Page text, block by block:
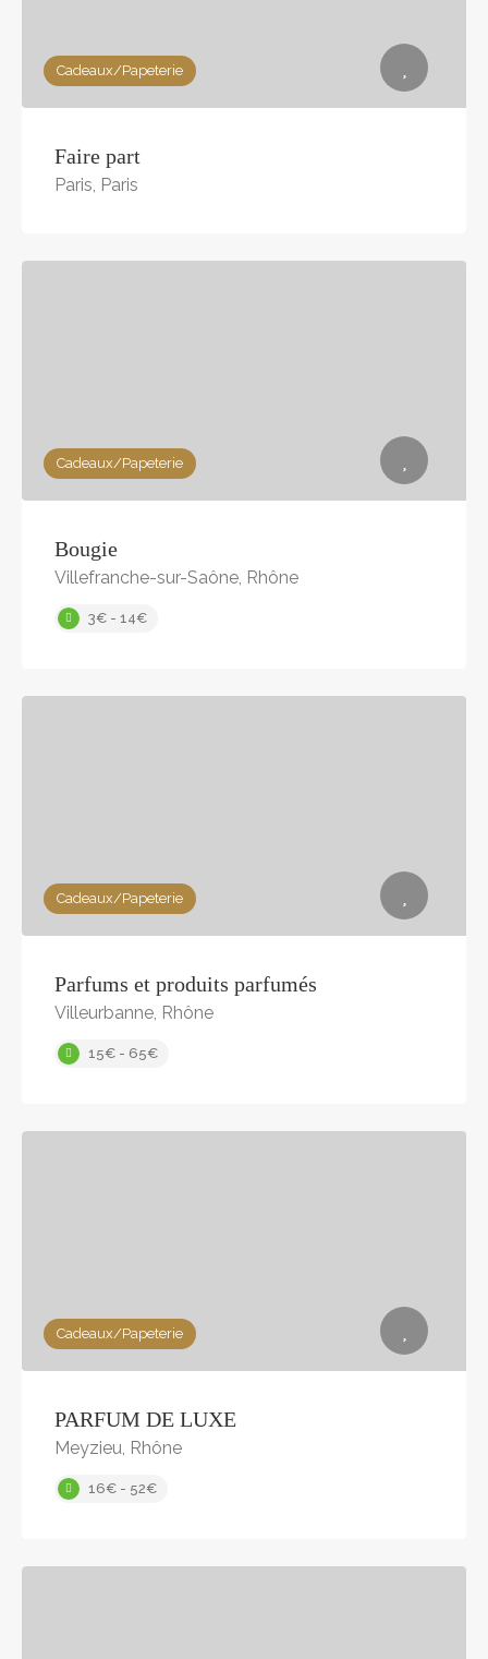
Cadeaux/Papeterie
Faire part
Paris, Paris
Cadeaux/Papeterie
Bougie
Villefranche-sur-Saône, Rhône
3€ - 14€
Cadeaux/Papeterie
Parfums et produits parfumés
Villeurbanne, Rhône
15€ - 65€
Cadeaux/Papeterie
PARFUM DE LUXE
Meyzieu, Rhône
16€ - 52€